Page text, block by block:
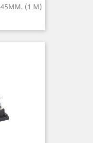
45MM. (1 M)